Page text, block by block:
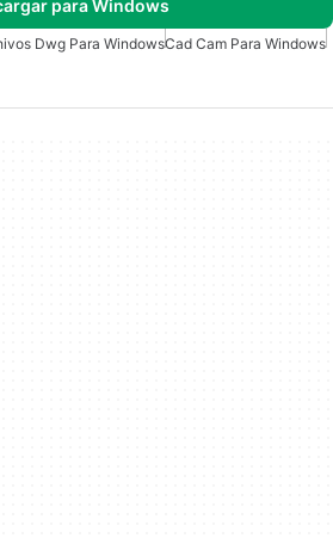
para Windows
Dwg Para WindowsCad Cam Para Windows